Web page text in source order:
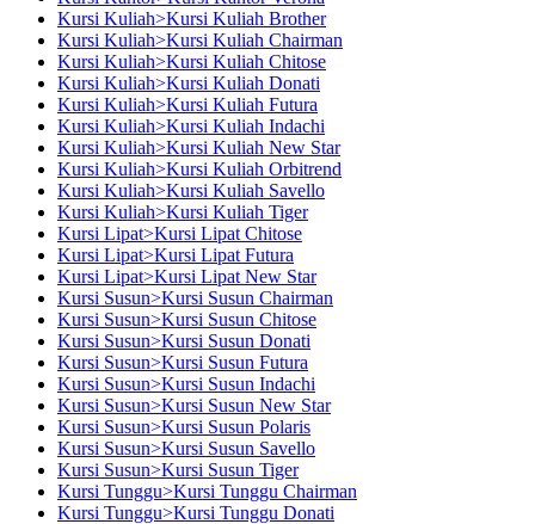
Kursi Kuliah>Kursi Kuliah Brother
Kursi Kuliah>Kursi Kuliah Chairman
Kursi Kuliah>Kursi Kuliah Chitose
Kursi Kuliah>Kursi Kuliah Donati
Kursi Kuliah>Kursi Kuliah Futura
Kursi Kuliah>Kursi Kuliah Indachi
Kursi Kuliah>Kursi Kuliah New Star
Kursi Kuliah>Kursi Kuliah Orbitrend
Kursi Kuliah>Kursi Kuliah Savello
Kursi Kuliah>Kursi Kuliah Tiger
Kursi Lipat>Kursi Lipat Chitose
Kursi Lipat>Kursi Lipat Futura
Kursi Lipat>Kursi Lipat New Star
Kursi Susun>Kursi Susun Chairman
Kursi Susun>Kursi Susun Chitose
Kursi Susun>Kursi Susun Donati
Kursi Susun>Kursi Susun Futura
Kursi Susun>Kursi Susun Indachi
Kursi Susun>Kursi Susun New Star
Kursi Susun>Kursi Susun Polaris
Kursi Susun>Kursi Susun Savello
Kursi Susun>Kursi Susun Tiger
Kursi Tunggu>Kursi Tunggu Chairman
Kursi Tunggu>Kursi Tunggu Donati